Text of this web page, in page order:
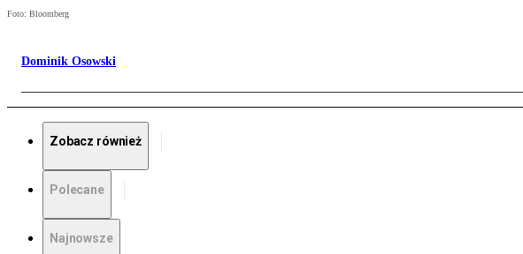
Foto: Bloomberg
Dominik Osowski
Zobacz również
Polecane
Najnowsze